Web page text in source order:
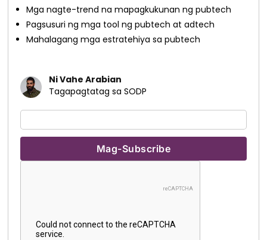
Mga nagte-trend na mapagkukunan ng pubtech
Pagsusuri ng mga tool ng pubtech at adtech
Mahalagang mga estratehiya sa pubtech
Ni Vahe Arabian
Tagapagtatag sa SODP